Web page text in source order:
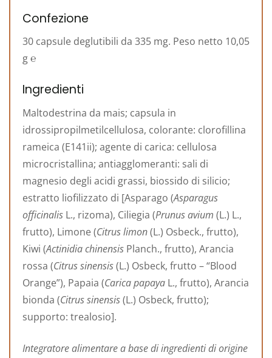
Confezione
30 capsule deglutibili da 335 mg. Peso netto 10,05
g ℮
Ingredienti
Maltodestrina da mais; capsula in
idrossipropilmetilcellulosa, colorante: clorofillina
rameica (E141ii); agente di carica: cellulosa
microcristallina; antiagglomeranti: sali di
magnesio degli acidi grassi, biossido di silicio;
estratto liofilizzato di [Asparago (Asparagus
officinalis L., rizoma), Ciliegia (Prunus avium (L.) L.,
frutto), Limone (Citrus limon(L.) Osbeck., frutto),
Kiwi (Actinidia chinensis Planch., frutto), Arancia
rossa (Citrus sinensis(L.) Osbeck, frutto – “Blood
Orange”), Papaia (Carica papaya L., frutto), Arancia
bionda (Citrus sinensis(L.) Osbeck, frutto);
supporto: trealosio].
Integratore alimentare a base di ingredienti di origine